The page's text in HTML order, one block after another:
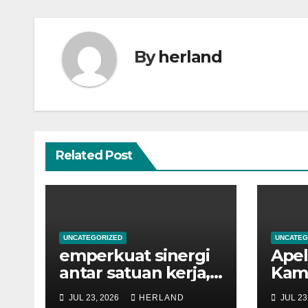
Byherland
Related Post
UNCATEGORIZED
emperkuat sinergi
antar satuan kerja,
Kantor Pertanahan
JUL 23, 2026 HERLAND JUL